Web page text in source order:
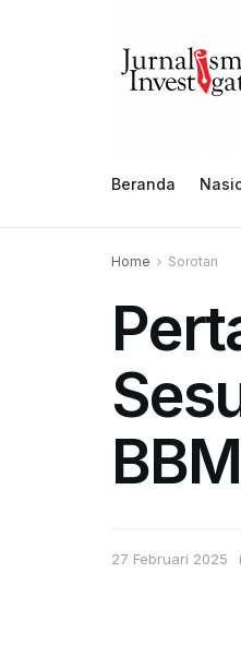
Beranda
Home Sorotan
BBM
27 Februari 2025